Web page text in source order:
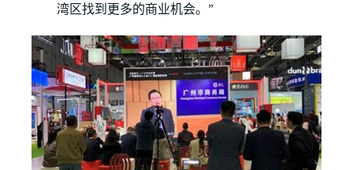
湾区找到更多的商业机会。”